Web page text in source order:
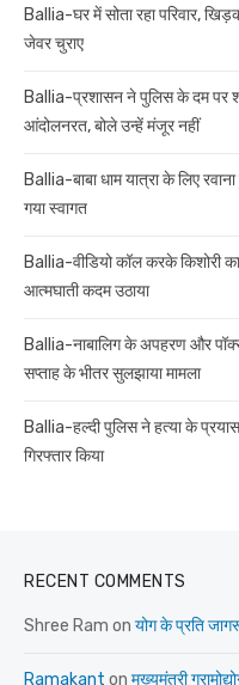
Ballia-घर में सोता रहा परिवार,
जेवर चुराए
Ballia-प्रशासन ने पुलिस के दम पर
आंदोलनरत, बोले उन्हें मंजूर नहीं
Ballia-बाबा धाम यात्रा के लिए
गया स्वागत
Ballia-वीडियो कॉल करके किशोरी
आत्मघाती कदम उठाया
Ballia-नाबालिग के अपहरण और
सप्ताह के भीतर सुलझाया मामला
Ballia-हल्दी पुलिस ने हत्या के
गिरफ्तार किया
RECENT COMMENTS
Shree Ram on योग के प्रति
Ramakant on मुख्यमंत्री